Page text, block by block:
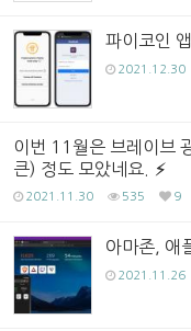
파이코인
2021.12.30
이번 11월은 브레이브
큰) 정도 모았네요.
2021.11.30 535 9
아마존, 애
2021.11.26